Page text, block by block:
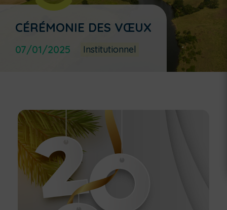
CÉRÉMONIE DES VŒUX
07/01/2025 Institutionnel